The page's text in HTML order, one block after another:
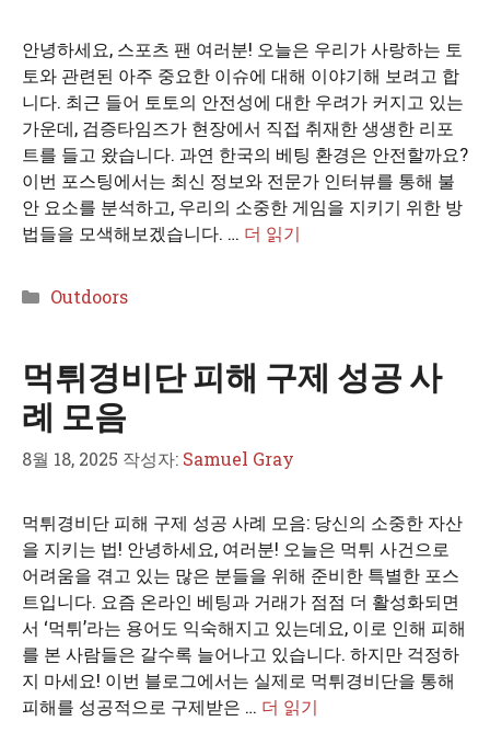
안녕하세요, 스포츠 팬 여러분! 오늘은 우리가 사랑하는 토
토와 관련된 아주 중요한 이슈에 대해 이야기해 보려고 합
니다. 최근 들어 토토의 안전성에 대한 우려가 커지고 있는
가운데, 검증타임즈가 현장에서 직접 취재한 생생한 리포
트를 들고 왔습니다. 과연 한국의 베팅 환경은 안전할까요?
이번 포스팅에서는 최신 정보와 전문가 인터뷰를 통해 불
안 요소를 분석하고, 우리의 소중한 게임을 지키기 위한 방
법들을 모색해보겠습니다. … 더 읽기
카
리
Outdoors
먹튀경비단 피해 구제 성공 사
례 모음
8월 18, 2025 작성자: Samuel Gray
먹튀경비단 피해 구제 성공 사례 모음: 당신의 소중한 자산
을 지키는 법! 안녕하세요, 여러분! 오늘은 먹튀 사건으로
어려움을 겪고 있는 많은 분들을 위해 준비한 특별한 포스
트입니다. 요즘 온라인 베팅과 거래가 점점 더 활성화되면
서 ‘먹튀’라는 용어도 익숙해지고 있는데요, 이로 인해 피해
를 본 사람들은 갈수록 늘어나고 있습니다. 하지만 걱정하
지 마세요! 이번 블로그에서는 실제로 먹튀경비단을 통해
피해를 성공적으로 구제받은 … 더 읽기